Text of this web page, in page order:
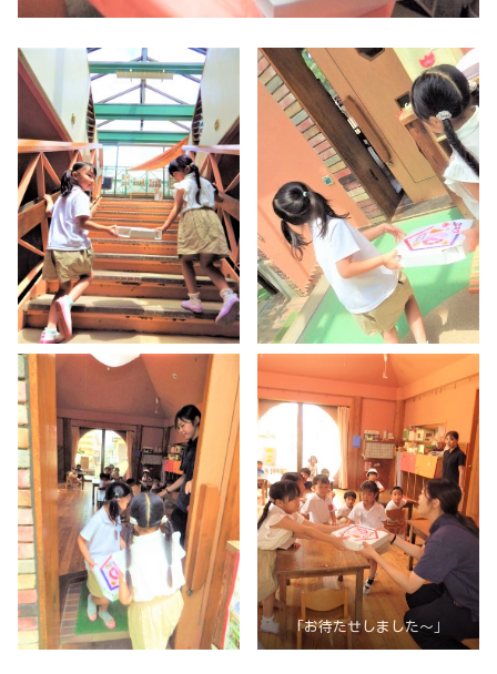
「お待たせしました～」